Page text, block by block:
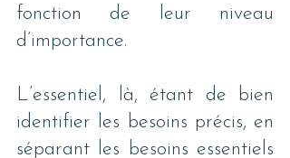
fonction de leur niveau
d’importance.
L’essentiel, là, étant de bien
identifier les besoins précis, en
séparant les besoins essentiels